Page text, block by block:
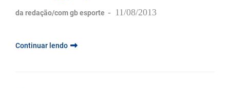
da redação/com gb esporte - 11/08/2013
Continuar lendo